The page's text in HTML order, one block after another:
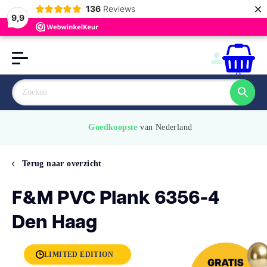
9,9
136 Reviews ×
0
Goedkoopste van Nederland
Terug naar overzicht
F&M PVC Plank 6356-4
Den Haag
LIMITED EDITION